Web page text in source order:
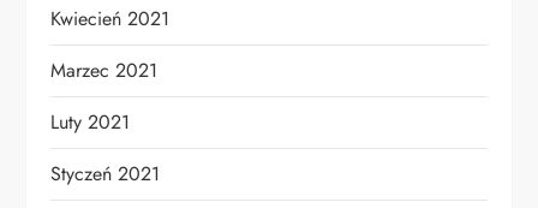
Kwiecień 2021
Marzec 2021
Luty 2021
Styczeń 2021